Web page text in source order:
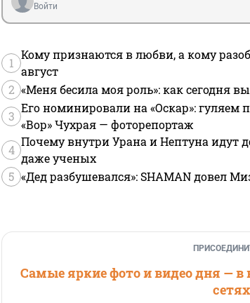
Войти
1
Кому признаются в любви, а кому
август
2 «Меня бесила моя роль»: как сегодня
3
Его номинировали на «Оскар»: гуляем
«Вор» Чухрая — фоторепортаж
4
Почему внутри Урана и Нептуна идут
даже ученых
5 «Дед разбушевался»: SHAMAN довел
Самые яркие фото и видео дня —
сетях